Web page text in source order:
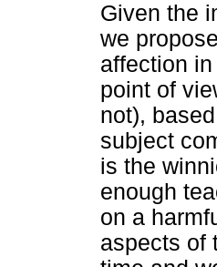
Given the
we
affection
point of
not),
subject
is the
enough
on a
aspects of